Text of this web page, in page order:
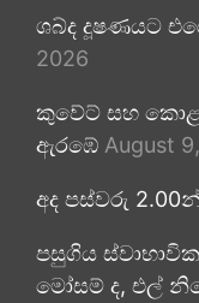
ශබ්ද දූෂණයට
2026
කුවේට් සහ
ඇරඹේ August
අද පස්වරු
පසුගිය
මෝසම් ද, එල්